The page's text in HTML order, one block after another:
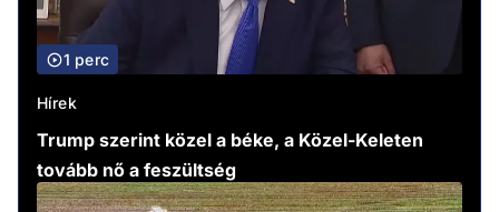
1 perc
Hírek
Trump szerint közel a béke, a Közel-Keleten
tovább nő a feszültség